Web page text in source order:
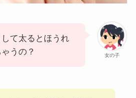
女の子
て太るとほうれ
うの？